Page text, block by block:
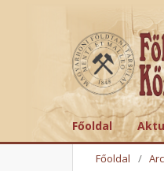
Főoldal
Főoldal /